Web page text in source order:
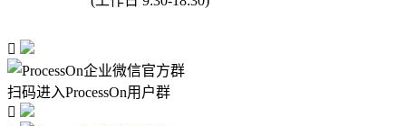

扫码进入ProcessOn用户群
